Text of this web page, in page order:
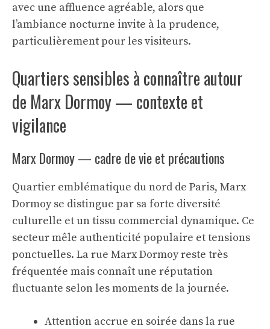
avec une affluence agréable, alors que
l’ambiance nocturne invite à la prudence,
particulièrement pour les visiteurs.
Quartiers sensibles à connaître autour
de Marx Dormoy — contexte et
vigilance
Marx Dormoy — cadre de vie et précautions
Quartier emblématique du nord de Paris, Marx
Dormoy se distingue par sa forte diversité
culturelle et un tissu commercial dynamique. Ce
secteur mêle authenticité populaire et tensions
ponctuelles. La rue Marx Dormoy reste très
fréquentée mais connaît une réputation
fluctuante selon les moments de la journée.
Attention accrue en soirée dans la rue